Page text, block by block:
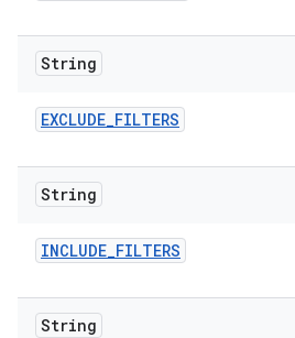
String
EXCLUDE_FILTERS
String
INCLUDE_FILTERS
String